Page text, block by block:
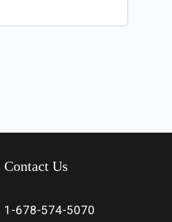
Contact Us
1-678-574-5070